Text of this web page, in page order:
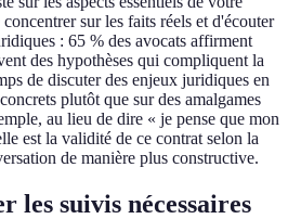
sur les faits réels et d'écouter
: 65 % des avocats affirment
des hypothèses qui compliquent la
de discuter des enjeux juridiques en
plutôt que sur des amalgames
au lieu de dire « je pense que mon
est la validité de ce contrat selon la
de manière plus constructive.
suivis nécessaires